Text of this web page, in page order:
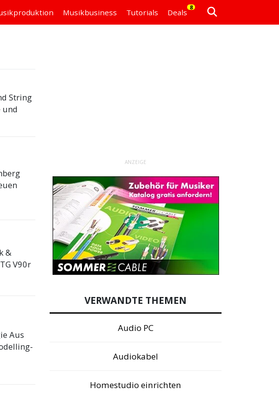
Musikbusiness Tutorials Deals
8
String
und
&
V90r
Aus
ANZEIGE
VERWANDTE THEMEN
Audio PC
Audiokabel
Homestudio einrichten